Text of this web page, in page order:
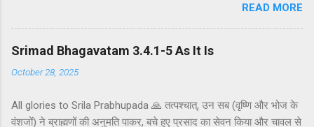
कर्मयोग या बुद्धियोग। इस श्लोक में भगवान इसे और भी स्पष्ट रूप से समझाते हैं।
सांख्ययोग, अर्थात् आत्मा और पदार्थ की प्रकृति का विश्लेषणात्मक अध्ययन, उन
लोगों के लिए विषय है जो प्रयोगात्मक ज्ञान और दर्शन द्वारा अनुमान लगाने और
समझने के इच्छुक हैं। दूसरे वर्ग के लोग कृष्णभावनामृत में कर्म करते हैं, जैसा कि
दूसरे अध्याय के इकसठवें श्लोक में बताया गया है। भगवान ने उनतीसवें श्लोक में भी
कर्म के बंधनों से मुक्त हो सकता है; और इसके अतिरिक्त, इस प्रक्रिया में कोई दोष
READ MORE
Srimad Bhagavatam 3.4.1-5 As It Is
October 28, 2025
All glories to Srila Prabhupada 🙏 तत्पश्चात्, उन सब (वृष्णि और भोज के
वंशजों) ने ब्राह्मणों की अनुमति पाकर, बचे हुए प्रसाद का सेवन किया और चावल से